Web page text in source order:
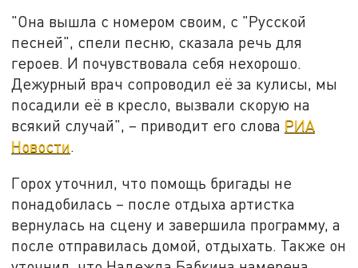
"Она вышла с номером своим, с "Русской
песней", спели песню, сказала речь для
героев. И почувствовала себя нехорошо.
Дежурный врач сопроводил её за кулисы, мы
посадили её в кресло, вызвали скорую на
всякий случай", – приводит его слова РИА
Новости.
Горох уточнил, что помощь бригады не
понадобилась – после отдыха артистка
вернулась на сцену и завершила программу, а
после отправилась домой, отдыхать. Также он